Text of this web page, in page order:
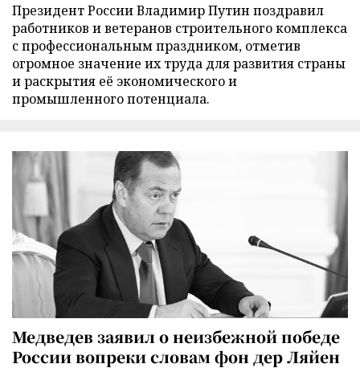
Президент России Владимир Путин поздравил
работников и ветеранов строительного комплекса
с профессиональным праздником, отметив
огромное значение их труда для развития страны
и раскрытия её экономического и
промышленного потенциала.
Медведев заявил о неизбежной победе
России вопреки словам фон дер Ляйен